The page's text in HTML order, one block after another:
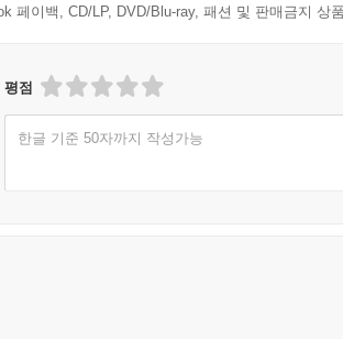
페이백, CD/LP, DVD/Blu-ray, 패션 및 판매금지 상
평점
한글 기준 50자까지 작성가능